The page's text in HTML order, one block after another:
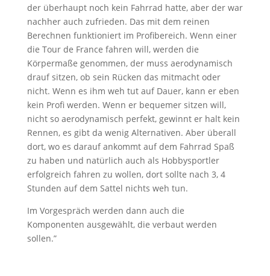
der überhaupt noch kein Fahrrad hatte, aber der war
nachher auch zufrieden. Das mit dem reinen
Berechnen funktioniert im Profibereich. Wenn einer
die Tour de France fahren will, werden die
Körpermaße genommen, der muss aerodynamisch
drauf sitzen, ob sein Rücken das mitmacht oder
nicht. Wenn es ihm weh tut auf Dauer, kann er eben
kein Profi werden. Wenn er bequemer sitzen will,
nicht so aerodynamisch perfekt, gewinnt er halt kein
Rennen, es gibt da wenig Alternativen. Aber überall
dort, wo es darauf ankommt auf dem Fahrrad Spaß
zu haben und natürlich auch als Hobbysportler
erfolgreich fahren zu wollen, dort sollte nach 3, 4
Stunden auf dem Sattel nichts weh tun.
Im Vorgespräch werden dann auch die
Komponenten ausgewählt, die verbaut werden
sollen.”